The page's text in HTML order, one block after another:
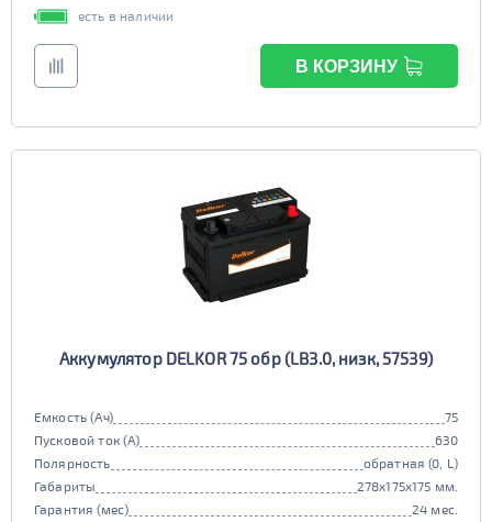
есть в наличии
В КОРЗИНУ
Аккумулятор DELKOR 75 обр (LB3.0, низк, 57539)
Емкость (Ач)
75
Пусковой ток (А)
630
Полярность
обратная (0, L)
Габариты
278x175x175 мм.
Гарантия (мес)
24 мес.